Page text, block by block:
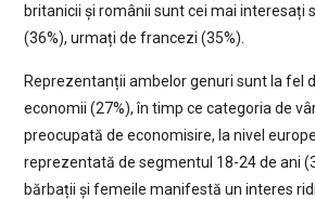
britanicii și românii sunt cei mai interesați
(36%), urmați de francezi (35%).
Reprezentanții ambelor genuri sunt la fel
economii (27%), în timp ce categoria de
preocupată de economisire, la nivel
reprezentată de segmentul 18-24 de ani
bărbații și femeile manifestă un interes